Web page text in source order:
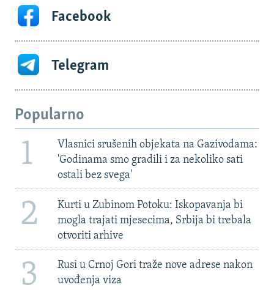
Facebook
Telegram
Popularno
1
Vlasnici srušenih objekata na Gazivodama:
'Godinama smo gradili i za nekoliko sati
ostali bez svega'
2
Kurti u Zubinom Potoku: Iskopavanja bi
mogla trajati mjesecima, Srbija bi trebala
otvoriti arhive
3
Rusi u Crnoj Gori traže nove adrese nakon
uvođenja viza